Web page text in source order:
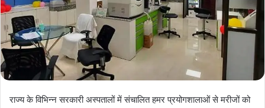
राज्य के विभिन्न सरकारी अस्पतालों में संचालित हमर प्रयोगशालाओं से मरीजों को